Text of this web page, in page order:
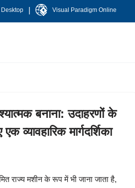
Visual Paradigm Online
बनाना: उदाहरणों के
व्यावहारिक मार्गदर्शिका
राज्य मशीन के रूप में भी जाना जाता है,